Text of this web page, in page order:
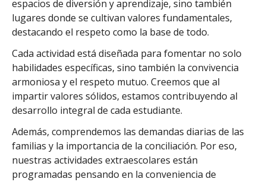
espacios de diversión y aprendizaje, sino también
lugares donde se cultivan valores fundamentales,
destacando el respeto como la base de todo.
Cada actividad está diseñada para fomentar no solo
habilidades específicas, sino también la convivencia
armoniosa y el respeto mutuo. Creemos que al
impartir valores sólidos, estamos contribuyendo al
desarrollo integral de cada estudiante.
Además, comprendemos las demandas diarias de las
familias y la importancia de la conciliación. Por eso,
nuestras actividades extraescolares están
programadas pensando en la conveniencia de